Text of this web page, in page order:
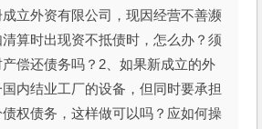
立外资有限公司，现因经营不善濒
算时出现资不抵债时，怎么办？须
偿还债务吗？2、如果新成立的外
内结业工厂的设备，但同时要承担
权债务，这样做可以吗？应如何操